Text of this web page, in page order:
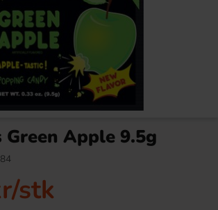
9.90 kr
Green Apple 9.5g
/stk